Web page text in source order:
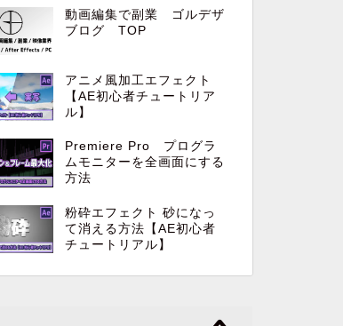
動画編集で副業 ゴルデザ
ブログ TOP
アニメ風加工エフェクト
【AE初心者チュートリア
ル】
Premiere Pro プログラ
ムモニターを全画面にする
方法
粉砕エフェクト 砂になっ
て消える方法【AE初心者
チュートリアル】